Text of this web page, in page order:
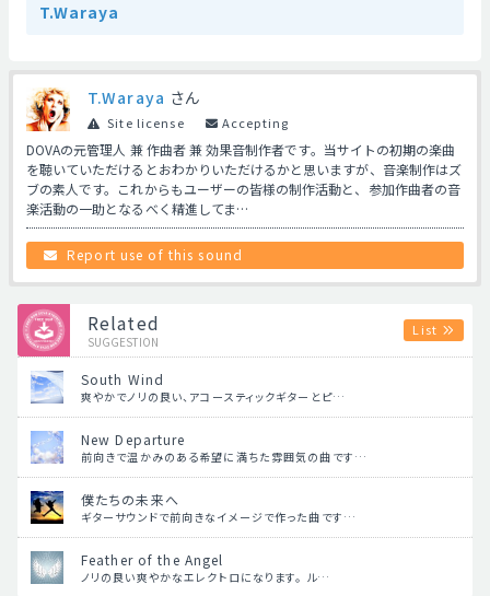
T.Waraya
T.Waraya さん
Site license Accepting
DOVAの元管理人 兼 作曲者 兼 効果音制作者です。当サイトの初期の楽曲
を聴いていただけるとおわかりいただけるかと思いますが、音楽制作はズ
ブの素人です。これからもユーザーの皆様の制作活動と、参加作曲者の音
楽活動の一助となるべく精進してま…
Report use of this sound
Related
SUGGESTION
List
South Wind
爽やかでノリの良い、アコースティックギターとピ…
New Departure
前向きで温かみのある希望に満ちた雰囲気の曲です…
僕たちの未来へ
ギターサウンドで前向きなイメージで作った曲です…
Feather of the Angel
ノリの良い爽やかなエレクトロになります。 ル…